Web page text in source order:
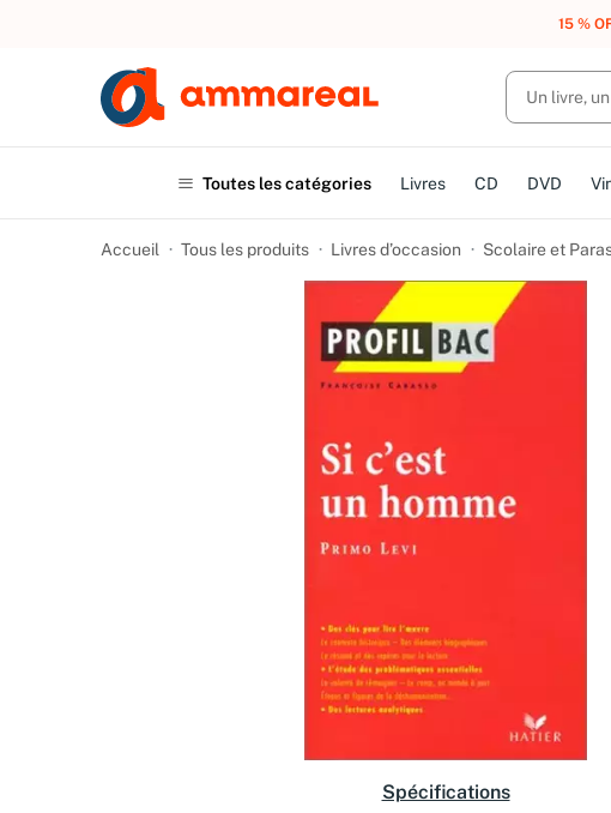
UN ACHAT, DES
Toutes les catégories Livres CD DVD
Accueil Tous les produits Livres d’occasion Scolaire et
Spécifications